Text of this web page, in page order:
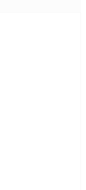
hviezdičiek.
hviezdičiek.
hviezdičiek.
hviezdičiek.